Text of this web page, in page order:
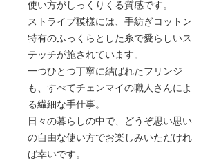
使い方がしっくりくる質感です。
ストライプ模様には、手紡ぎコットン
特有のふっくらとした糸で愛らしいス
テッチが施されています。
一つひとつ丁寧に結ばれたフリンジ
も、すべてチェンマイの職人さんによ
る繊細な手仕事。
日々の暮らしの中で、どうぞ思い思い
の自由な使い方でお楽しみいただけれ
ば幸いです。